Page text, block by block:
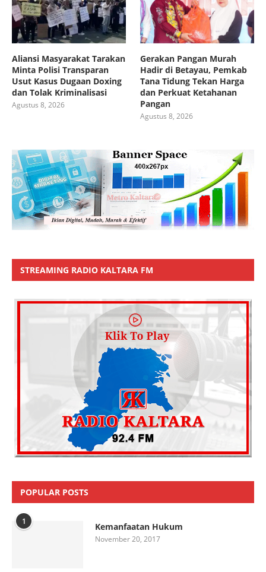
Aliansi Masyarakat Tarakan
Minta Polisi Transparan
Usut Kasus Dugaan Doxing
dan Tolak Kriminalisasi
Agustus 8, 2026
Gerakan Pangan Murah
Hadir di Betayau, Pemkab
Tana Tidung Tekan Harga
dan Perkuat Ketahanan
Pangan
Agustus 8, 2026
STREAMING RADIO KALTARA FM
POPULAR POSTS
1 Kemanfaatan Hukum
November 20, 2017